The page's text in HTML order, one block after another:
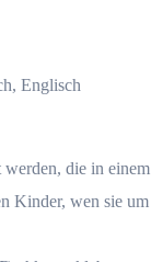
Englisch
die in einem
Kinder, wen sie um